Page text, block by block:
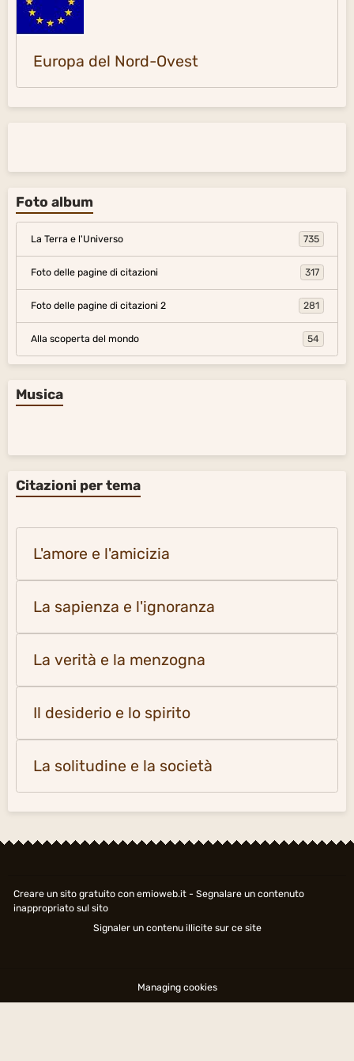
Europa del Nord-Ovest
Foto album
La Terra e l'Universo 735
Foto delle pagine di citazioni 317
Foto delle pagine di citazioni 2 281
Alla scoperta del mondo 54
Musica
Citazioni per tema
L'amore e l'amicizia
La sapienza e l'ignoranza
La verità e la menzogna
Il desiderio e lo spirito
La solitudine e la società
Creare un sito gratuito con emioweb.it - Segnalare un contenuto
inappropriato sul sito
Signaler un contenu illicite sur ce site
Managing cookies